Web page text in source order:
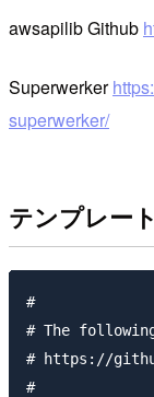
awsapilib Github
Superwerker
superwerker/
テンプレート
#
# The
# https://
#